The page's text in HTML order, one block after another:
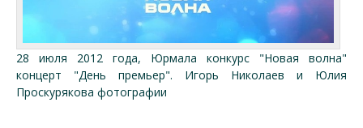
28 июля 2012 года, Юрмала конкурс "Новая волна"
концерт "День премьер". Игорь Николаев и Юлия
Проскурякова фотографии